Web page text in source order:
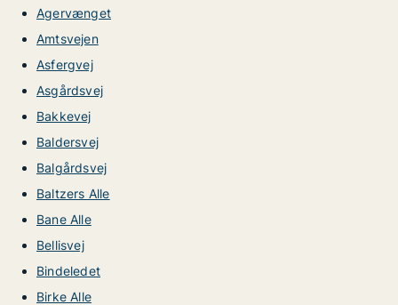
Agervænget
Amtsvejen
Asfergvej
Asgårdsvej
Bakkevej
Baldersvej
Balgårdsvej
Baltzers Alle
Bane Alle
Bellisvej
Bindeledet
Birke Alle